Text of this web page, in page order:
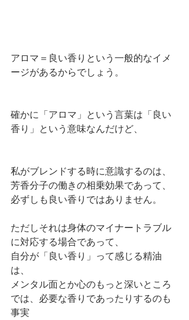
アロマ＝良い香りという一般的なイメ
ージがあるからでしょう。
確かに「アロマ」という言葉は「良い
香り」という意味なんだけど、
私がブレンドする時に意識するのは、
芳香分子の働きの相乗効果であって、
必ずしも良い香りではありません。
ただしそれは身体のマイナートラブル
に対応する場合であって、
自分が「良い香り」って感じる精油
は、
メンタル面とか心のもっと深いところ
では、必要な香りであったりするのも
事実